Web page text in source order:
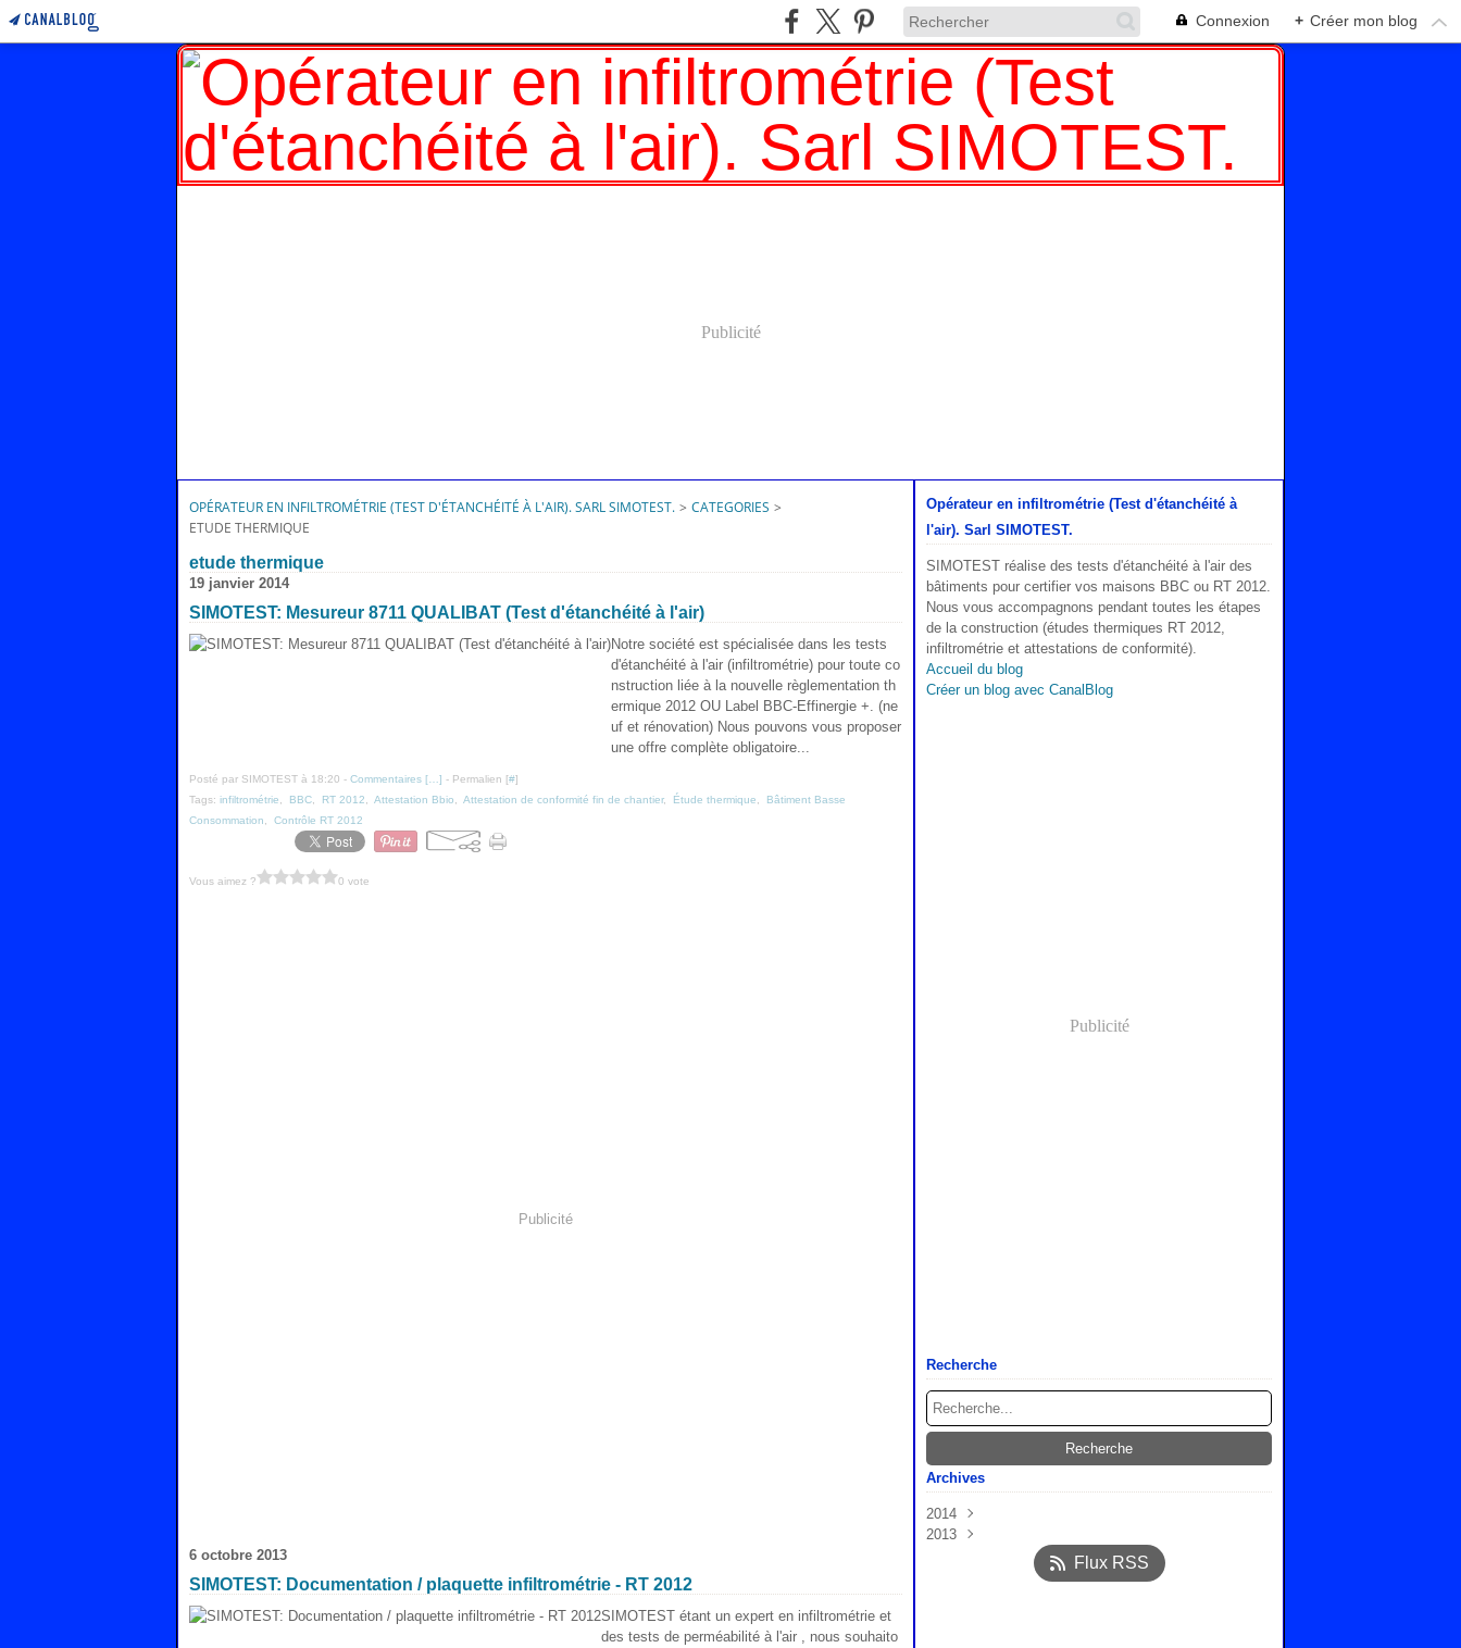
Connexion + Créer mon blog
Publicité
OPÉRATEUR EN INFILTROMÉTRIE (TEST D'ÉTANCHÉITÉ À L'AIR). SARL SIMOTEST. > CATEGORIES >
ETUDE THERMIQUE
etude thermique
19 janvier 2014
SIMOTEST: Mesureur 8711 QUALIBAT (Test d'étanchéité à l'air)
Notre société est spécialisée dans les tests
d'étanchéité à l'air (infiltrométrie) pour toute co
nstruction liée à la nouvelle règlementation th
ermique 2012 OU Label BBC-Effinergie +. (ne
uf et rénovation) Nous pouvons vous proposer
une offre complète obligatoire...
Posté par SIMOTEST à 18:20 - Commentaires [ ] - Permalien [#]
Tags: infiltrométrie BBC RT 2012 Attestation Bbio Attestation de conformité fin de chantier, Étude thermique
Bâtiment Basse
Consommation
Contrôle RT 2012
Vous aimez ? 0 vote
Publicité
6 octobre 2013
SIMOTEST: Documentation / plaquette infiltrométrie - RT 2012
SIMOTEST étant un expert en infiltrométrie et
des tests de perméabilité à l'air , nous souhaito
Opérateur en infiltrométrie (Test d'étanchéité à
l'air). Sarl SIMOTEST.
SIMOTEST réalise des tests d'étanchéité à l'air des
bâtiments pour certifier vos maisons BBC ou RT 2012.
Nous vous accompagnons pendant toutes les étapes
de la construction (études thermiques RT 2012,
infiltrométrie et attestations de conformité).
Accueil du blog
Créer un blog avec CanalBlog
Publicité
Recherche
Archives
2014
Janvier
2013
Flux RSS